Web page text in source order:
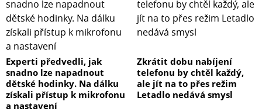
Experti předvedli, jak
snadno lze napadnout
dětské hodinky. Na dálku
získali přístup k mikrofonu
a nastavení
Zkrátit dobu nabíjení
telefonu by chtěl každý,
ale jít na to přes režim
Letadlo nedává smysl